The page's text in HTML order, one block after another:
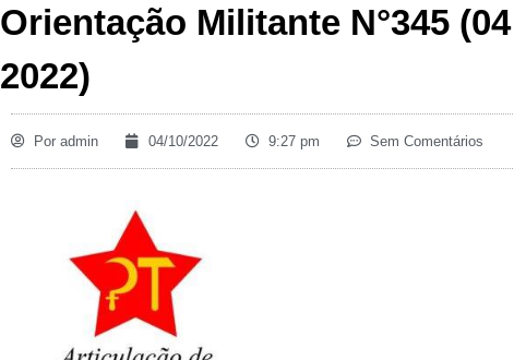
Orientação Militante N°345
2022)
Por admin 04/10/2022 9:27 pm Sem Comentários